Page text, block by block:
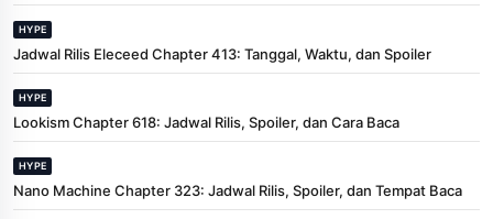
HYPE
Jadwal Rilis Eleceed Chapter 413: Tanggal, Waktu, dan Spoiler
HYPE
Lookism Chapter 618: Jadwal Rilis, Spoiler, dan Cara Baca
HYPE
Nano Machine Chapter 323: Jadwal Rilis, Spoiler, dan Tempat Baca